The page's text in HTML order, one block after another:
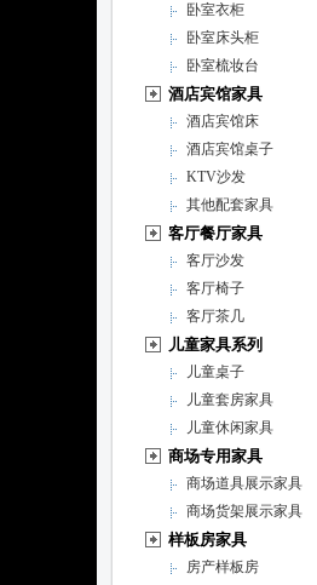
卧室衣柜
卧室床头柜
卧室梳妆台
酒店宾馆家具
酒店宾馆床
酒店宾馆桌子
KTV沙发
其他配套家具
客厅餐厅家具
客厅沙发
客厅椅子
客厅茶几
儿童家具系列
儿童桌子
儿童套房家具
儿童休闲家具
商场专用家具
商场道具展示家具
商场货架展示家具
样板房家具
房产样板房